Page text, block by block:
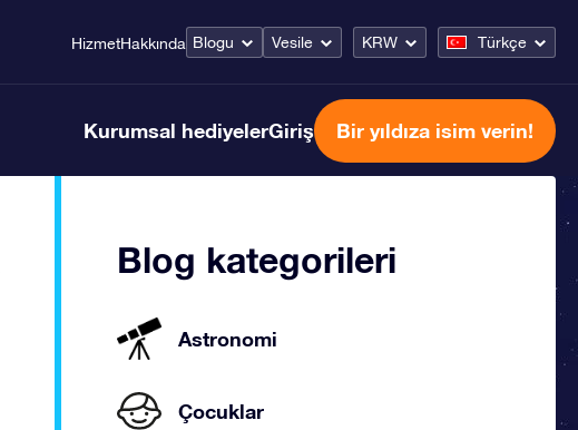
HizmetHakkında Blogu Vesile KRW Türkçe
Kurumsal hediyelerGiriş Bir yıldıza isim verin!
Blog kategorileri
Astronomi
Çocuklar